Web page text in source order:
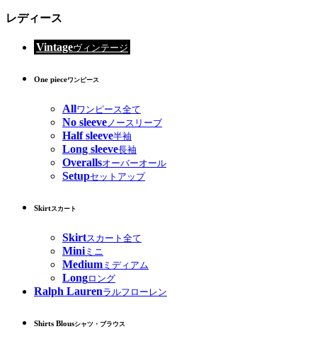
レディース
Vintageヴィンテージ
One pieceワンピース
Allワンピース全て
No sleeveノースリーブ
Half sleeve半袖
Long sleeve長袖
Overallsオーバーオール
Setupセットアップ
Skirtスカート
Skirtスカート全て
Miniミニ
Medium ミディアム
Longロング
Ralph Laurenラルフローレン
Shirts Blousシャツ・ブラウス